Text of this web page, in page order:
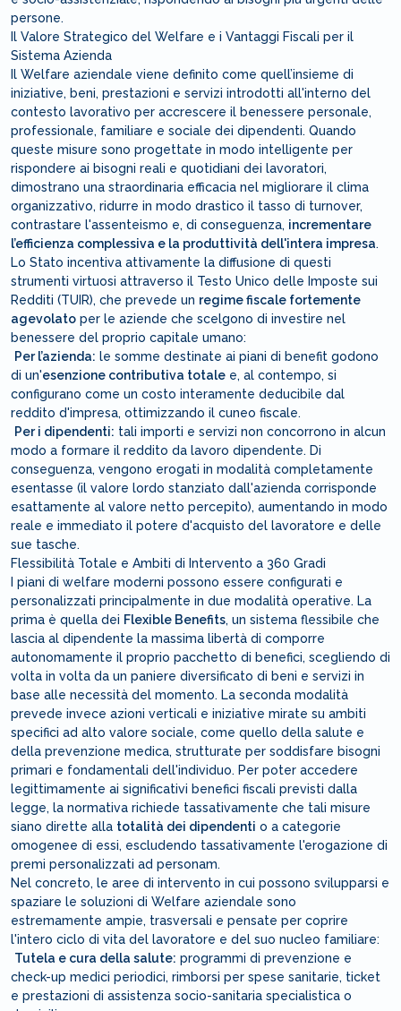
persone.
Il Valore Strategico del Welfare e i Vantaggi Fiscali per il
Sistema Azienda
Il Welfare aziendale viene definito come quell’insieme di
iniziative, beni, prestazioni e servizi introdotti all'interno del
contesto lavorativo per accrescere il benessere personale,
professionale, familiare e sociale dei dipendenti. Quando
queste misure sono progettate in modo intelligente per
rispondere ai bisogni reali e quotidiani dei lavoratori,
dimostrano una straordinaria efficacia nel migliorare il clima
organizzativo, ridurre in modo drastico il tasso di turnover,
contrastare l'assenteismo e, di conseguenza, incrementare
l’efficienza complessiva e la produttività dell'intera impresa.
Lo Stato incentiva attivamente la diffusione di questi
strumenti virtuosi attraverso il Testo Unico delle Imposte sui
Redditi (TUIR), che prevede un regime fiscale fortemente
agevolato per le aziende che scelgono di investire nel
benessere del proprio capitale umano:
Per l’azienda: le somme destinate ai piani di benefit godono
di un'esenzione contributiva totale e, al contempo, si
configurano come un costo interamente deducibile dal
reddito d'impresa, ottimizzando il cuneo fiscale.
Per i dipendenti: tali importi e servizi non concorrono in alcun
modo a formare il reddito da lavoro dipendente. Di
conseguenza, vengono erogati in modalità completamente
esentasse (il valore lordo stanziato dall'azienda corrisponde
esattamente al valore netto percepito), aumentando in modo
reale e immediato il potere d'acquisto del lavoratore e delle
sue tasche.
Flessibilità Totale e Ambiti di Intervento a 360 Gradi
I piani di welfare moderni possono essere configurati e
personalizzati principalmente in due modalità operative. La
prima è quella dei Flexible Benefits, un sistema flessibile che
lascia al dipendente la massima libertà di comporre
autonomamente il proprio pacchetto di benefici, scegliendo di
volta in volta da un paniere diversificato di beni e servizi in
base alle necessità del momento. La seconda modalità
prevede invece azioni verticali e iniziative mirate su ambiti
specifici ad alto valore sociale, come quello della salute e
della prevenzione medica, strutturate per soddisfare bisogni
primari e fondamentali dell'individuo. Per poter accedere
legittimamente ai significativi benefici fiscali previsti dalla
legge, la normativa richiede tassativamente che tali misure
siano dirette alla totalità dei dipendenti o a categorie
omogenee di essi, escludendo tassativamente l'erogazione di
premi personalizzati ad personam.
Nel concreto, le aree di intervento in cui possono svilupparsi e
spaziare le soluzioni di Welfare aziendale sono
estremamente ampie, trasversali e pensate per coprire
l'intero ciclo di vita del lavoratore e del suo nucleo familiare:
Tutela e cura della salute: programmi di prevenzione e
check-up medici periodici, rimborsi per spese sanitarie, ticket
e prestazioni di assistenza socio-sanitaria specialistica o